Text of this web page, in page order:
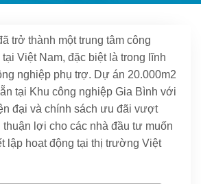
trở thành một trung tâm công
Việt Nam, đặc biệt là trong lĩnh
nghiệp phụ trợ. Dự án 20.000m2
tại Khu công nghiệp Gia Bình với
đại và chính sách ưu đãi vượt
thuận lợi cho các nhà đầu tư muốn
lập hoạt động tại thị trường Việt